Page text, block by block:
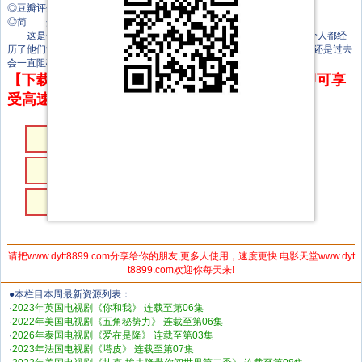
◎豆瓣评分 0.0
◎简 介
这是一部浪漫喜剧，讲述在你最不经意的时候找到真爱的故事。三个人都经
历了他们觉得永远无法克服的悲剧，他们能在未来再次找到希望和爱吗?还是过去
会一直阻碍他们?
【下载地址】本站专属下载器：点击下方链接 即可享
受高速下载和在线播放 专治迅雷无法下载
请把www.dytt8899.com分享给你的朋友,更多人使用，速度更快 电影天堂www.dyt
t8899.com欢迎你每天来!
●本栏目本周最新资源列表：
·2023年英国电视剧《你和我》 连载至第06集
·2022年美国电视剧《五角秘势力》 连载至第06集
·2026年泰国电视剧《爱在是隆》 连载至第03集
·2023年法国电视剧《塔皮》 连载至第07集